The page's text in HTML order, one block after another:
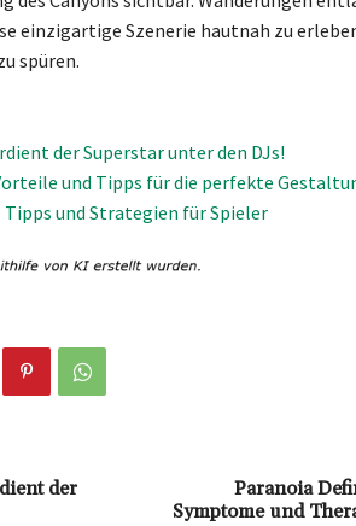
einzigartige Szenerie hautnah zu
spüren.
der Superstar unter den DJs!
und Tipps für die perfekte
und Strategien für Spieler
der
Paranoia
Symptome und